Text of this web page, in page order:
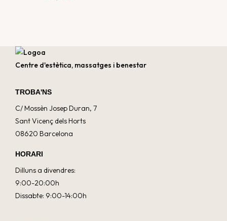
Centre d'estètica, massatges i benestar
TROBA'NS
C/ Mossèn Josep Duran, 7
Sant Vicenç dels Horts
08620 Barcelona
HORARI
Dilluns a divendres:
9:00-20:00h
Dissabte: 9:00-14:00h